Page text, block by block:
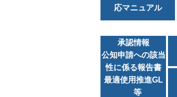
応マニュアル
承認情報
公知申請への該当
性に係る報告書
最適使用推進GL
等